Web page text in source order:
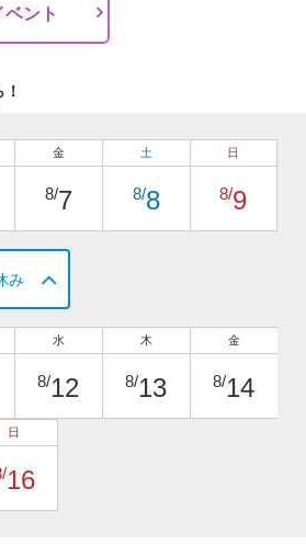
ベント
金
8/7
土
8/8
日
8/9
み
水
8/12
木
8/13
金
8/14
日
16